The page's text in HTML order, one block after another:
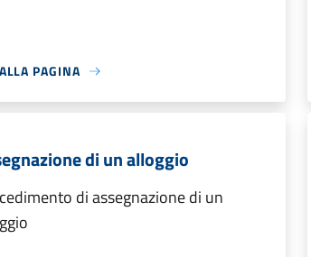
PAGINA
di un alloggio
di assegnazione di un